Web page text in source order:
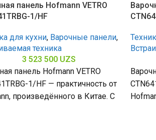
панель Hofmann VETRO
1/HF
для кухни, Варочные панели,
техника
3 523 500 UZS
панель Hofmann VETRO
1/HF — практичность от
произведённого в Китае. С